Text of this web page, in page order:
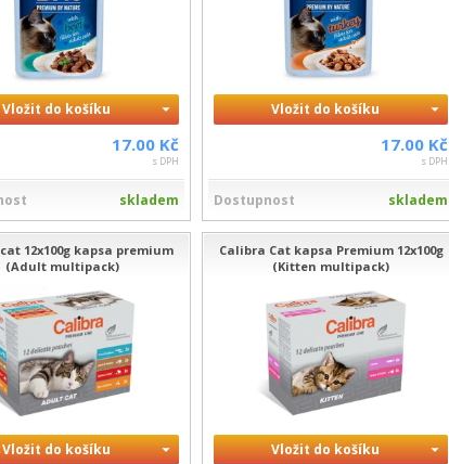
Vložit do košíku
17.00 Kč
s DPH
skladem
Vložit do košíku
17.00 Kč
s DPH
Dostupnost skladem
12x100g kapsa premium
(Adult multipack)
Vložit do košíku
Calibra Cat kapsa Premium 12x100g
(Kitten multipack)
Vložit do košíku